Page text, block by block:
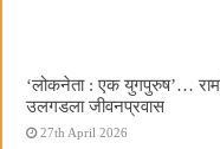
‌‘लोकनेता : एक युगपुरुष‌’…
उलगडला जीवनप्रवास
27th April 2026